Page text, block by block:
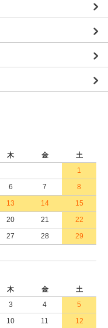
木 金
土
1
6 7
8
13 14
15
20 21
22
27 28
29
木 金
土
3 4
5
10 11
12